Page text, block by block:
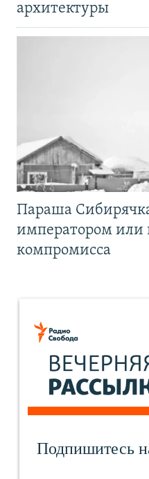
архитектуры
Параша
императором или
компромисса